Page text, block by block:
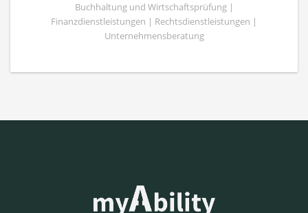
Buchhaltung und Wirtschaftsprüfung |
Finanzdienstleistungen | Rechtsdienstleistungen |
Unternehmensberatung